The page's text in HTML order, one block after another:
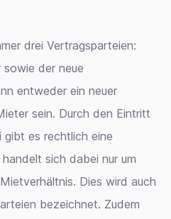
drei Vertragsparteien:
sowie der neue
entweder ein neuer
sein. Durch den Eintritt
gibt es rechtlich eine
sich dabei nur um
Dies wird auch
bezeichnet. Zudem